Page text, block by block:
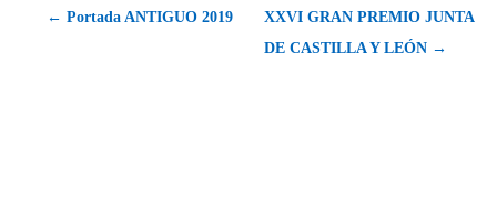
← Portada ANTIGUO 2019
XXVI GRAN PREMIO JUNTA
DE CASTILLA Y LEÓN →